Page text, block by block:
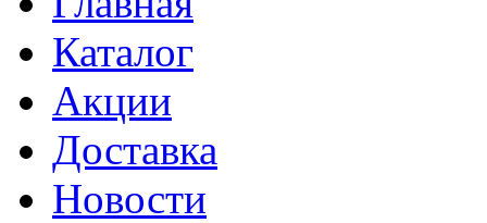
Каталог
Акции
Доставка
Новости